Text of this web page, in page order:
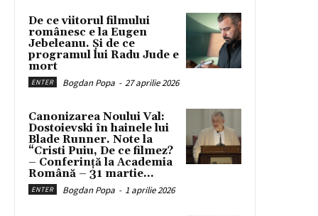
De ce viitorul filmului
românesc e la Eugen
Jebeleanu. Și de ce
programul lui Radu Jude e
mort
ENTER Bogdan Popa - 27 aprilie 2026
Canonizarea Noului Val:
Dostoievski în hainele lui
Blade Runner. Note la
“Cristi Puiu, De ce filmez?
– Conferință la Academia
Română – 31 martie...
ENTER Bogdan Popa - 1 aprilie 2026